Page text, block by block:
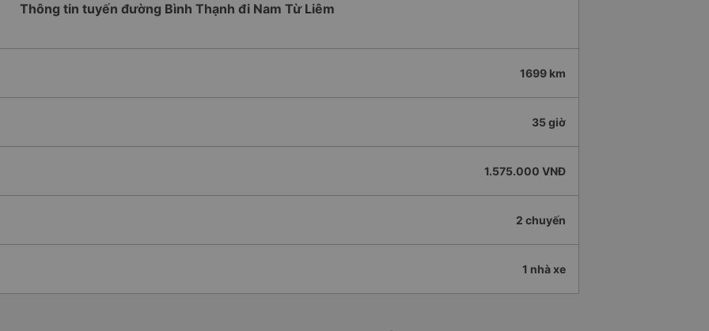
Thông tin tuyến đường Bình Thạnh đi Nam Từ Liêm
1699 km
35 giờ
1.575.000 VNĐ
2 chuyến
1 nhà xe